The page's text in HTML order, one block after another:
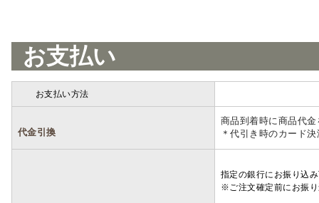
お支払い
お支払い方法
代金引換
商品到着時に商品代
＊代引き時のカード
指定の銀行にお振り込
※ご注文確定前にお振